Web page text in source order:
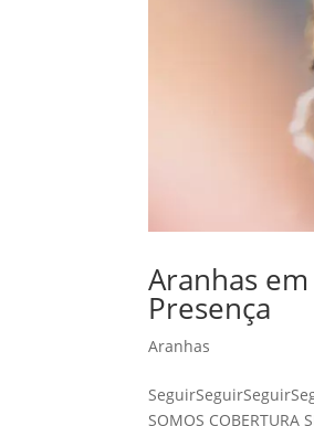
Aranhas
Presença
Aranhas
SOMOS